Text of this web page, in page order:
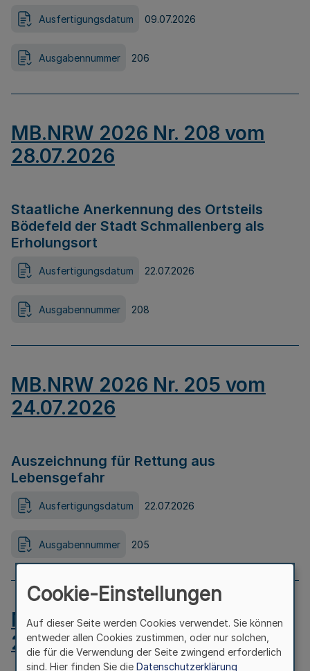
Ausfertigungsdatum 09.07.2026
Ausgabennummer 206
MB.NRW 2026 Nr. 208 vom
28.07.2026
Staatliche Anerkennung des Ortsteils
Bödefeld der Stadt Schmallenberg als
Erholungsort
Ausfertigungsdatum 22.07.2026
Ausgabennummer 208
MB.NRW 2026 Nr. 205 vom
24.07.2026
Auszeichnung für Rettung aus
Lebensgefahr
Ausfertigungsdatum 22.07.2026
Ausgabennummer 205
MB.NRW 2026 Nr. 204 vom
24.07.2026
Cookie-Einstellungen
Auf dieser Seite werden Cookies verwendet. Sie können
entweder allen Cookies zustimmen, oder nur solchen,
die für die Verwendung der Seite zwingend erforderlich
sind. Hier finden Sie die Datenschutzerklärung